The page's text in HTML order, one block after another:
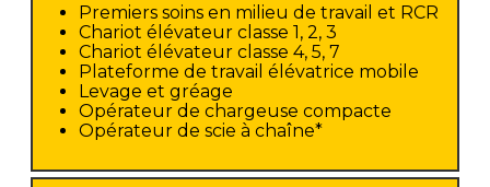
Premiers soins en milieu de travail et RCR
Chariot élévateur classe 1, 2, 3
Chariot élévateur classe 4, 5, 7
Plateforme de travail élévatrice mobile
Levage et gréage
Opérateur de chargeuse compacte
Opérateur de scie à chaîne*